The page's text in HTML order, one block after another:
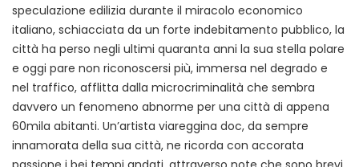
speculazione edilizia durante il miracolo economico
italiano, schiacciata da un forte indebitamento pubblico, la
città ha perso negli ultimi quaranta anni la sua stella polare
e oggi pare non riconoscersi più, immersa nel degrado e
nel traffico, afflitta dalla microcriminalità che sembra
davvero un fenomeno abnorme per una città di appena
60mila abitanti. Un’artista viareggina doc, da sempre
innamorata della sua città, ne ricorda con accorata